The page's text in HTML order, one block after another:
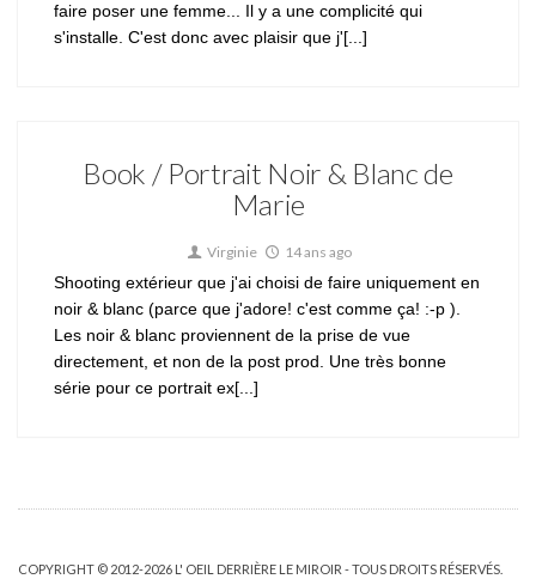
faire poser une femme... Il y a une complicité qui
s'installe. C'est donc avec plaisir que j'[...]
Book / Portrait Noir & Blanc de
Marie
Virginie 14 ans ago
Shooting extérieur que j'ai choisi de faire uniquement en
noir & blanc (parce que j'adore! c'est comme ça! :-p ).
Les noir & blanc proviennent de la prise de vue
directement, et non de la post prod. Une très bonne
série pour ce portrait ex[...]
COPYRIGHT © 2012-2026 L' OEIL DERRIÈRE LE MIROIR - TOUS DROITS RÉSERVÉS.